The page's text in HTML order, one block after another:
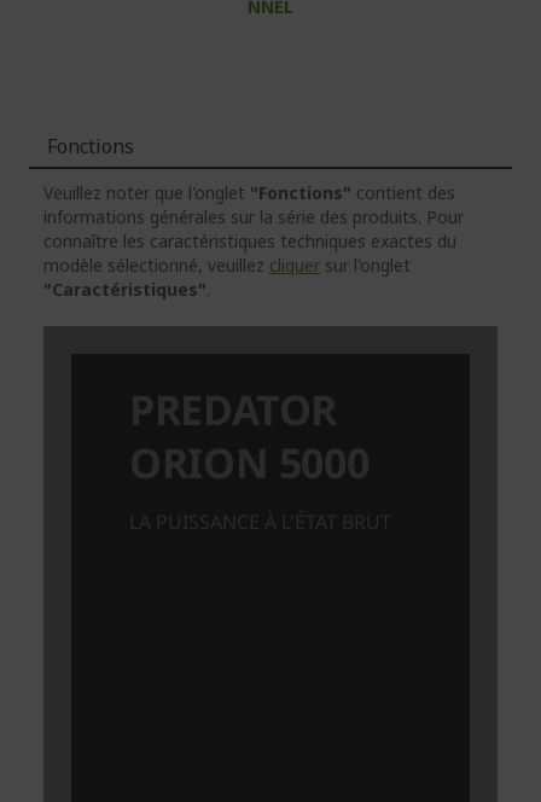
NNEL
Fonctions
Veuillez noter que l'onglet "Fonctions" contient des
informations générales sur la série des produits. Pour
connaître les caractéristiques techniques exactes du
modèle sélectionné, veuillez cliquer sur l'onglet
"Caractéristiques".